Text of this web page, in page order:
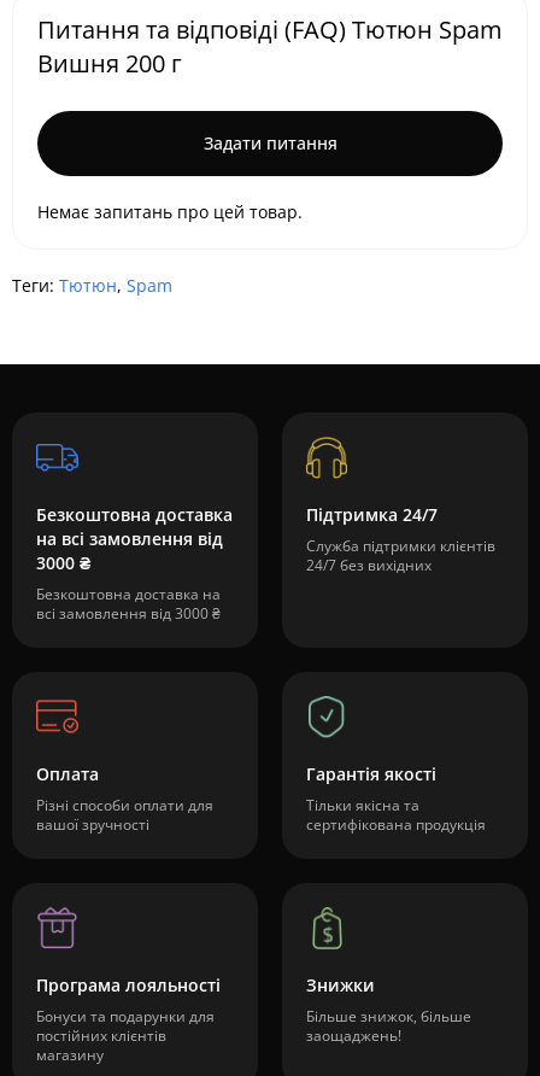
Питання та відповіді (FAQ) Тютюн Spam
Вишня 200 г
Задати питання
Немає запитань про цей товар.
Теги: Тютюн, Spam
Безкоштовна доставка
на всі замовлення від
3000 ₴
Безкоштовна доставка на
всі замовлення від 3000 ₴
Підтримка 24/7
Служба підтримки клієнтів
24/7 без вихідних
Оплата
Різні способи оплати для
вашої зручності
Гарантія якості
Тільки якісна та
сертифікована продукція
Програма лояльності
Бонуси та подарунки для
постійних клієнтів
магазину
Знижки
Більше знижок, більше
заощаджень!